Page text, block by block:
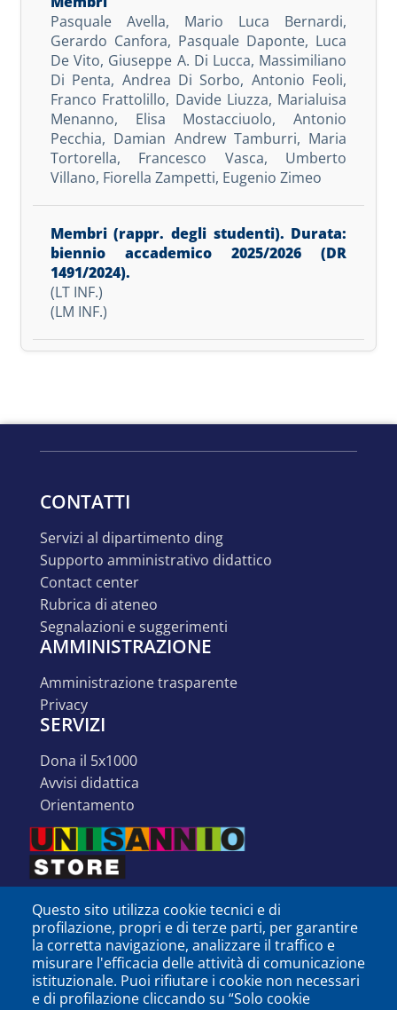
Pasquale Avella, Mario Luca Bernardi,
Gerardo Canfora, Pasquale Daponte, Luca
De Vito, Giuseppe A. Di Lucca, Massimiliano
Di Penta, Andrea Di Sorbo, Antonio Feoli,
Franco Frattolillo, Davide Liuzza, Marialuisa
Menanno, Elisa Mostacciuolo,Antonio
Pecchia, Damian Andrew Tamburri, Maria
Tortorella, Francesco Vasca, Umberto
Villano, Fiorella Zampetti, Eugenio Zimeo
(LT INF.)
(LM INF.)
CONTATTI
servizi al dipartimento ding
supporto amministrativo didattico
contact center
rubrica di ateneo
segnalazioni e suggerimenti
AMMINISTRAZIONE
amministrazione trasparente
privacy
SERVIZI
dona il 5x1000
avvisi didattica
orientamento
Questo sito utilizza cookie tecnici e di
profilazione, propri e di terze parti, per garantire
la corretta navigazione, analizzare il traffico e
misurare l'efficacia delle attività di comunicazione
istituzionale. Puoi rifiutare i cookie non necessari
e di profilazione cliccando su “Solo cookie